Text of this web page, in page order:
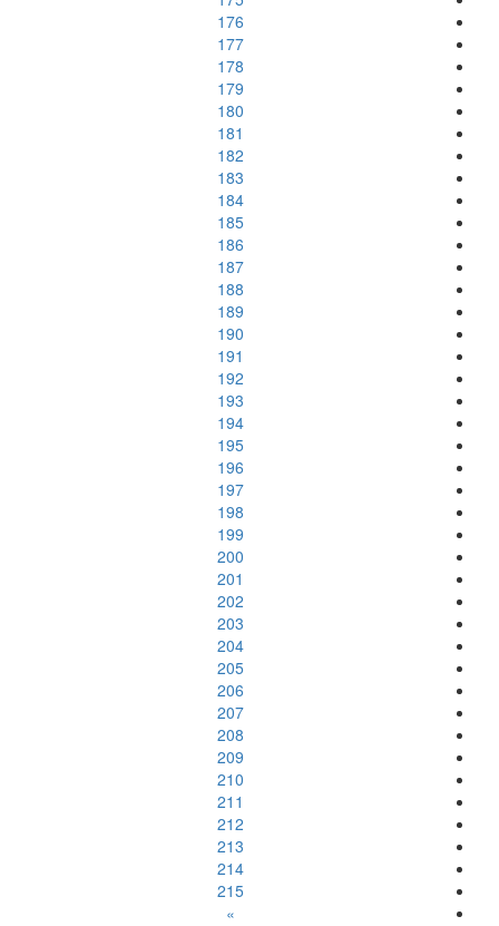
176
177
178
179
180
181
182
183
184
185
186
187
188
189
190
191
192
193
194
195
196
197
198
199
200
201
202
203
204
205
206
207
208
209
210
211
212
213
214
215
»